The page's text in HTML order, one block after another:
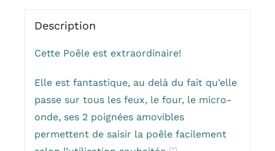
Description
Cette Poêle est extraordinaire!
Elle est fantastique, au delà du fait qu’elle
passe sur tous les feux, le four, le micro-
onde, ses 2 poignées amovibles
permettent de saisir la poêle facilement